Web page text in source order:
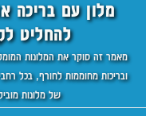
מלון עם בריכה
להחליט
מאמר זה סוקר את המלונות
ובריכות מחוממות לחורף, בכל
של מלונות